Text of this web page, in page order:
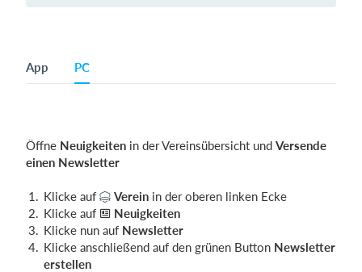
App PC
Öffne Neuigkeiten in der Vereinsübersicht und Versende
einen Newsletter
Klicke auf Verein in der oberen linken Ecke
Klicke auf
Neuigkeiten
Klicke nun auf Newsletter
Klicke anschließend auf den grünen Button Newsletter
erstellen